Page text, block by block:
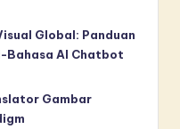
Global: Panduan
Bahasa AI Chatbot
Gambar